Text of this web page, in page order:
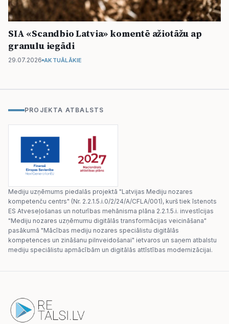
SIA «Scandbio Latvia» komentē ažiotāžu ap
granulu iegādi
29.07.2026 AKTUĀLĀKIE
PROJEKTA ATBALSTS
Mediju uzņēmums piedalās projektā "Latvijas Mediju nozares
kompetenču centrs" (Nr. 2.2.1.5.i.0/2/24/A/CFLA/001), kurš tiek īstenots
ES Atveseļošanas un noturības mehānisma plāna 2.2.1.5.i. investīcijas
"Mediju nozares uzņēmumu digitālās transformācijas veicināšana"
pasākumā "Mācības mediju nozares speciālistu digitālās
kompetences un zināšanu pilnveidošanai" ietvaros un saņem atbalstu
mediju speciālistu apmācībām un digitālās attīstības modernizācijai.